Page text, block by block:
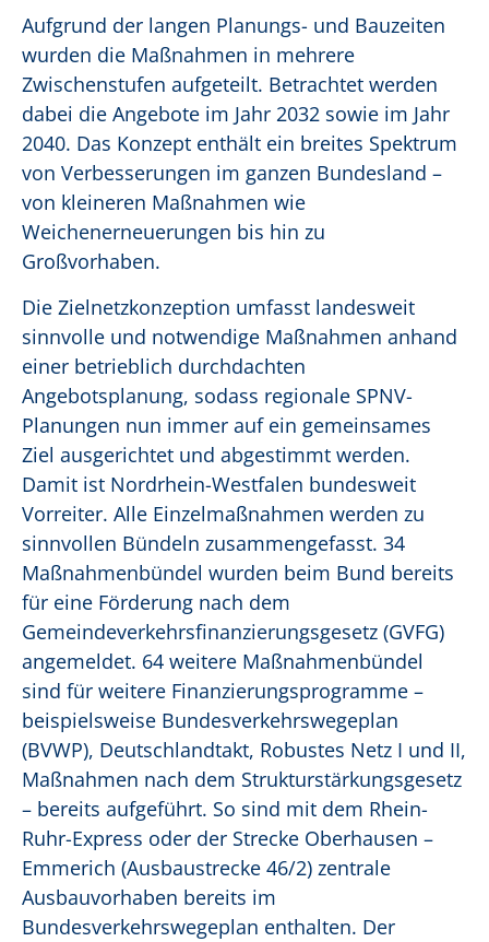
Aufgrund der langen Planungs- und Bauzeiten
wurden die Maßnahmen in mehrere
Zwischenstufen aufgeteilt. Betrachtet werden
dabei die Angebote im Jahr 2032 sowie im Jahr
2040. Das Konzept enthält ein breites Spektrum
von Verbesserungen im ganzen Bundesland –
von kleineren Maßnahmen wie
Weichenerneuerungen bis hin zu
Großvorhaben.
Die Zielnetzkonzeption umfasst landesweit
sinnvolle und notwendige Maßnahmen anhand
einer betrieblich durchdachten
Angebotsplanung, sodass regionale SPNV-
Planungen nun immer auf ein gemeinsames
Ziel ausgerichtet und abgestimmt werden.
Damit ist Nordrhein-Westfalen bundesweit
Vorreiter. Alle Einzelmaßnahmen werden zu
sinnvollen Bündeln zusammengefasst. 34
Maßnahmenbündel wurden beim Bund bereits
für eine Förderung nach dem
Gemeindeverkehrsfinanzierungsgesetz (GVFG)
angemeldet. 64 weitere Maßnahmenbündel
sind für weitere Finanzierungsprogramme –
beispielsweise Bundesverkehrswegeplan
(BVWP), Deutschlandtakt, Robustes Netz I und II,
Maßnahmen nach dem Strukturstärkungsgesetz
– bereits aufgeführt. So sind mit dem Rhein-
Ruhr-Express oder der Strecke Oberhausen –
Emmerich (Ausbaustrecke 46/2) zentrale
Ausbauvorhaben bereits im
Bundesverkehrswegeplan enthalten. Der